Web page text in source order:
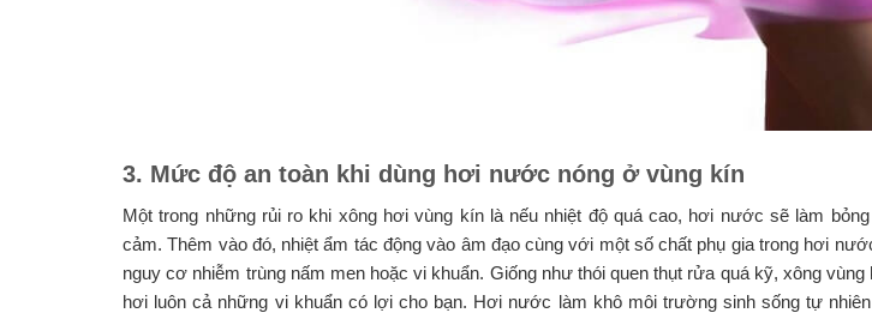
3. Mức độ an toàn khi dùng hơi nước nóng ở vùng kín
Một trong những rủi ro khi xông hơi vùng kín là nếu nhiệt độ quá cao, hơi nước sẽ làm
cảm. Thêm vào đó, nhiệt ẩm tác động vào âm đạo cùng với một số chất phụ gia trong hơi
nguy cơ nhiễm trùng nấm men hoặc vi khuẩn. Giống như thói quen thụt rửa quá kỹ, xông
hơi luôn cả những vi khuẩn có lợi cho bạn. Hơi nước làm khô môi trường sinh sống tự